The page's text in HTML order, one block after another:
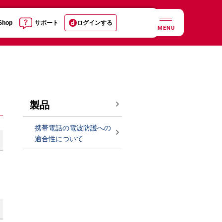
サポート ログインする
MENU
製品
携帯電話の電波防護への
適合性について